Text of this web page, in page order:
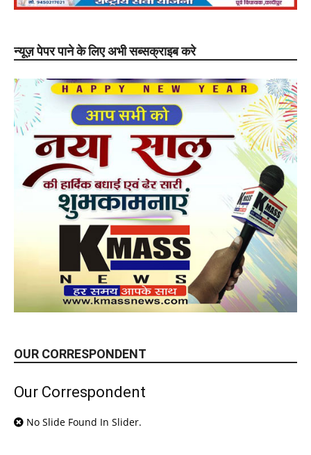
न्यूज़ पेपर पाने के लिए अभी सब्सक्राइब करे
OUR CORRESPONDENT
Our Correspondent
No Slide Found In Slider.